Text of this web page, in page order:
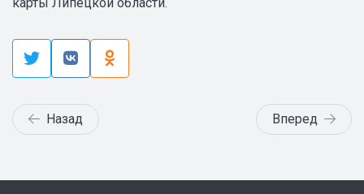
Назад Вперед